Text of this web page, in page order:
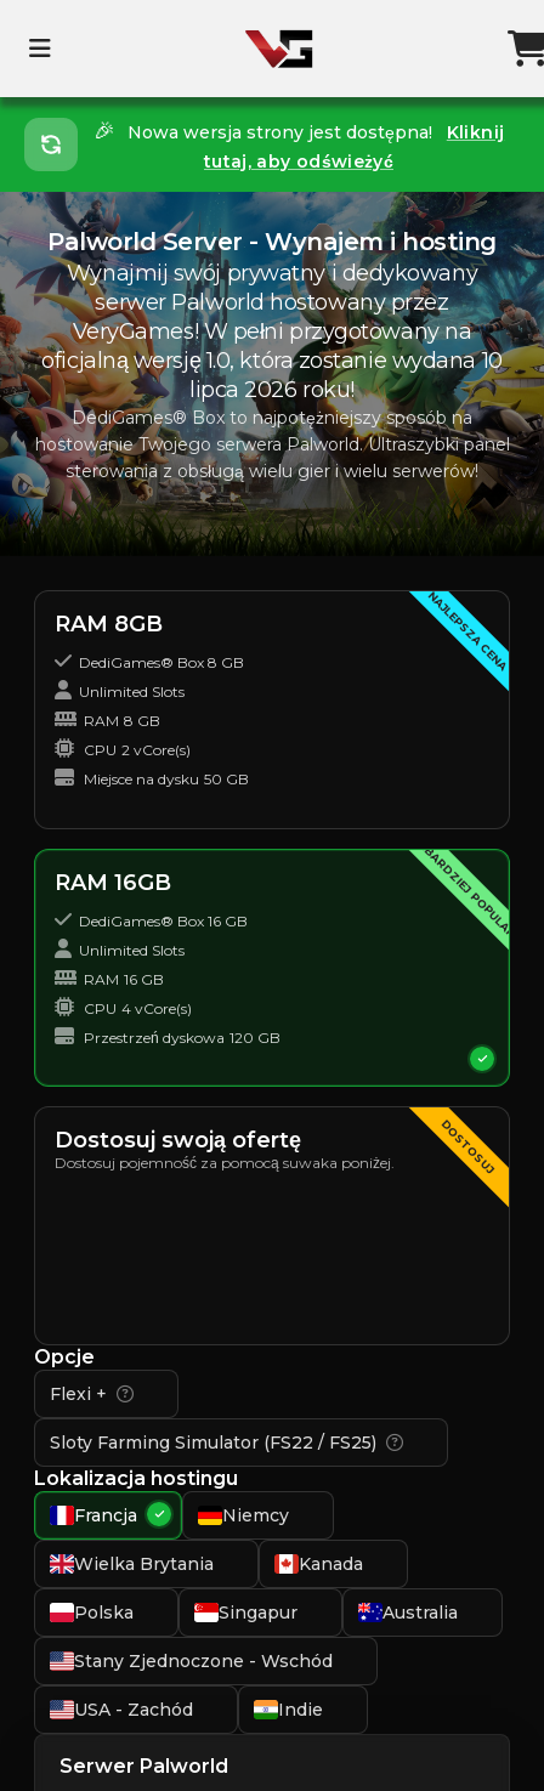
🎉 Nowa wersja strony jest dostępna!
Kliknij
tutaj, aby odświeżyć
Palworld Server - Wynajem i hosting
Wynajmij swój prywatny i dedykowany
serwer Palworld hostowany przez
VeryGames! W pełni przygotowany na
oficjalną wersję 1.0, która zostanie wydana 10
lipca 2026 roku!
DediGames® Box to najpotężniejszy sposób na
hostowanie Twojego serwera Palworld. Ultraszybki panel
sterowania z obsługą wielu gier i wielu serwerów!
NAJLEPSZA CENA
RAM 8GB
DediGames® Box 8 GB
Unlimited Slots
RAM 8 GB
CPU 2 vCore(s)
Miejsce na dysku 50 GB
NAJBARDZIEJ POPULARNY
RAM 16GB
DediGames® Box 16 GB
Unlimited Slots
RAM 16 GB
CPU 4 vCore(s)
Przestrzeń dyskowa 120 GB
DOSTOSUJ
Dostosuj swoją ofertę
Dostosuj pojemność za pomocą suwaka poniżej.
Opcje
Flexi +
Sloty Farming Simulator (FS22 / FS25)
Lokalizacja hostingu
Francja Niemcy
Wielka Brytania Kanada
Polska Singapur Australia
Stany Zjednoczone - Wschód
USA - Zachód Indie
Serwer Palworld